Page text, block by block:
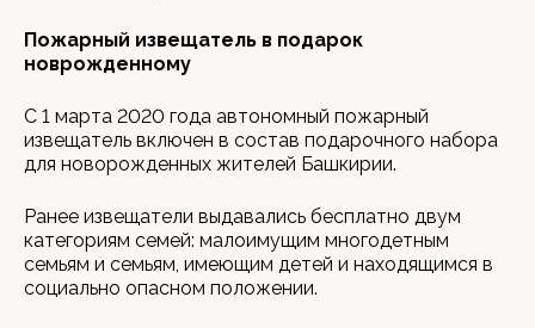
Пожарный извещатель в подарок
новрожденному
С 1 марта 2020 года автономный пожарный
извещатель включен в состав подарочного набора
для новорожденных жителей Башкирии.
Ранее извещатели выдавались бесплатно двум
категориям семей: малоимущим многодетным
семьям и семьям, имеющим детей и находящимся в
социально опасном положении.